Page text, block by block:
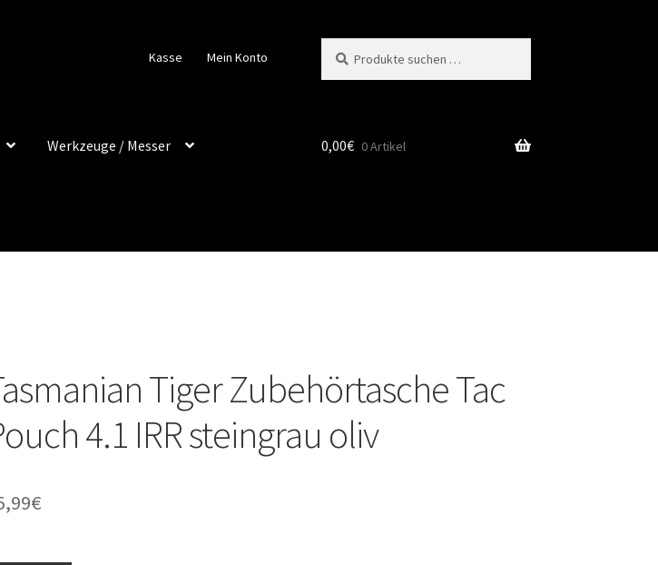
Kasse Mein Konto
nach:
Werkzeuge / Messer 0,00€ 0 Artikel
Tiger Zubehörtasche Tac
4.1 IRR steingrau oliv
€